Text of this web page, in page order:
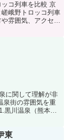
コ列車を比較 京
峨野トロッコ列車
雰囲気、アクセス
に関して理解が非
泉街の雰囲気を重
黒川温泉（熊本
東